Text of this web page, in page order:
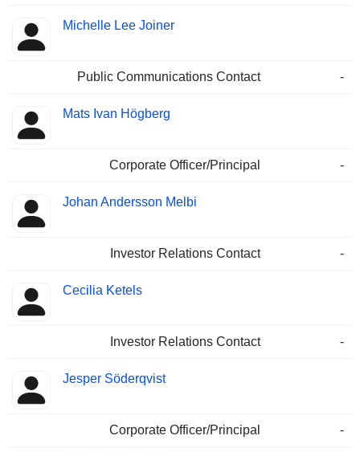
Michelle Lee Joiner
Public Communications Contact -
Mats Ivan Högberg
Corporate Officer/Principal -
Johan Andersson Melbi
Investor Relations Contact -
Cecilia Ketels
Investor Relations Contact -
Jesper Söderqvist
Corporate Officer/Principal -